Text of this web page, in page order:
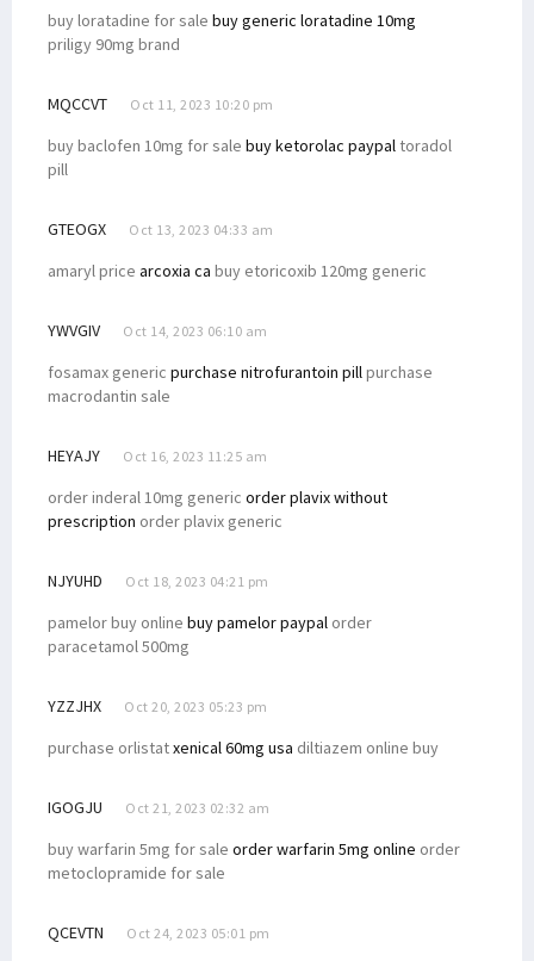
buy loratadine for sale buy generic loratadine 10mg
priligy 90mg brand
MQCCVT Oct 11, 2023 10:20 pm
buy baclofen 10mg for sale buy ketorolac paypaltoradol
pill
GTEOGX Oct 13, 2023 04:33 am
amaryl price arcoxia ca buy etoricoxib 120mg generic
YWVGIV Oct 14, 2023 06:10 am
fosamax generic purchase nitrofurantoin pillpurchase
macrodantin sale
HEYAJY Oct 16, 2023 11:25 am
order inderal 10mg generic order plavix without
prescription order plavix generic
NJYUHD Oct 18, 2023 04:21 pm
pamelor buy online buy pamelor paypal order
paracetamol 500mg
YZZJHX Oct 20, 2023 05:23 pm
purchase orlistatxenical 60mg usa diltiazem online buy
IGOGJU Oct 21, 2023 02:32 am
buy warfarin 5mg for sale order warfarin 5mg online order
metoclopramide for sale
QCEVTN Oct 24, 2023 05:01 pm